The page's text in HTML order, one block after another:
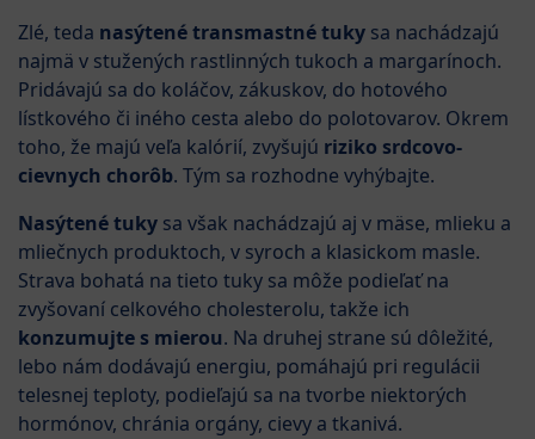
Zlé, teda nasýtené transmastné tuky sa nachádzajú
najmä v stužených rastlinných tukoch a margarínoch.
Pridávajú sa do koláčov, zákuskov, do hotového
lístkového či iného cesta alebo do polotovarov. Okrem
toho, že majú veľa kalórií, zvyšujú riziko srdcovo-
cievnych chorôb. Tým sa rozhodne vyhýbajte.
Nasýtené tuky sa však nachádzajú aj v mäse, mlieku a
mliečnych produktoch, v syroch a klasickom masle.
Strava bohatá na tieto tuky sa môže podieľať na
zvyšovaní celkového cholesterolu, takže ich
konzumujte s mierou. Na druhej strane sú dôležité,
lebo nám dodávajú energiu, pomáhajú pri regulácii
telesnej teploty, podieľajú sa na tvorbe niektorých
hormónov, chránia orgány, cievy a tkanivá.